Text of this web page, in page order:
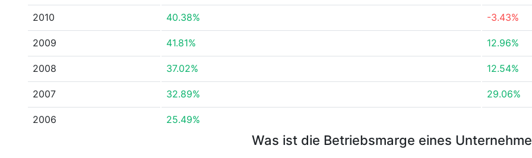
2010 40.38% -3.43%
2009 41.81% 12.96%
2008 37.02% 12.54%
2007 32.89% 29.06%
2006 25.49%
Was ist die Betriebsmarge eines